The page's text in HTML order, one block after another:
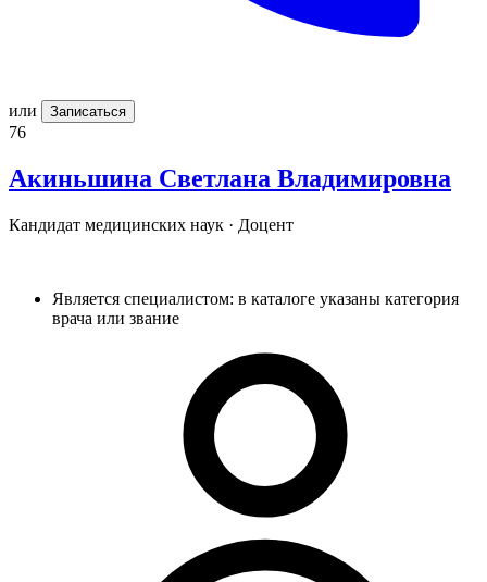
или Записаться
76
Акиньшина Светлана Владимировна
Кандидат медицинских наук · Доцент
Является специалистом: в каталоге указаны категория
врача или звание